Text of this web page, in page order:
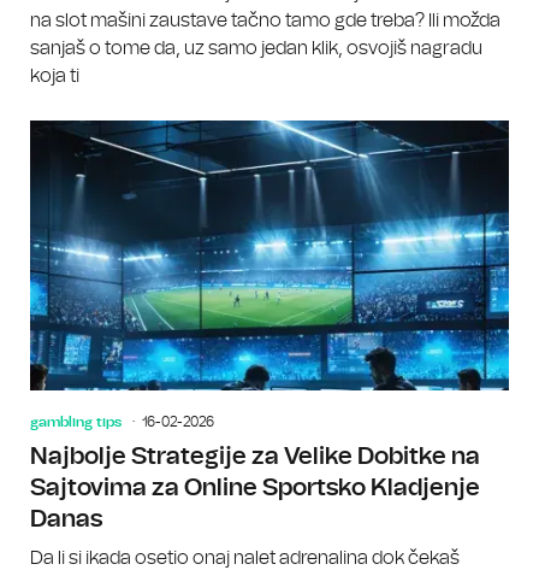
na slot mašini zaustave tačno tamo gde treba? Ili možda
sanjaš o tome da, uz samo jedan klik, osvojiš nagradu
koja ti
gambling tips 16-02-2026
Najbolje Strategije za Velike Dobitke na
Sajtovima za Online Sportsko Kladjenje
Danas
Da li si ikada osetio onaj nalet adrenalina dok čekaš